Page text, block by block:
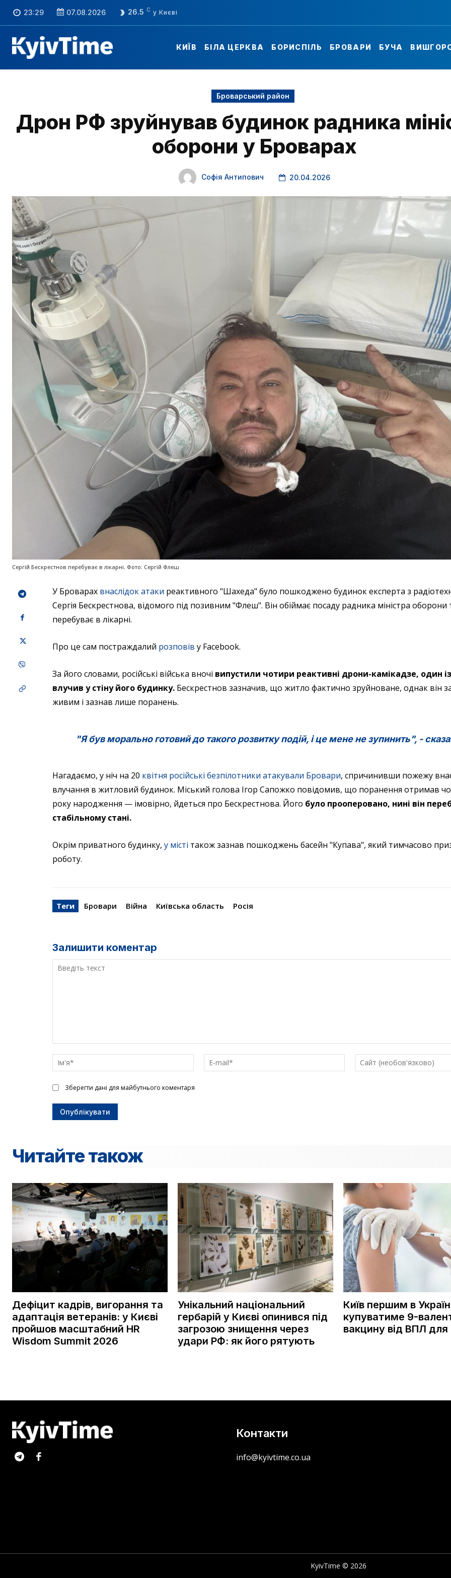
23:29 07.08.2026 26.5 C
КИЇВ БІЛА ЦЕРКВА БОРИСПІЛЬ БРОВАРИ БУЧА
Броварський район
Дрон РФ зруйнував будинок радника
оборони у Броварах
Софія Антипович 20.04.2026
Сергій Бескрестнов перебуває в лікарні. Фото: Сергій Флеш
У Броварах внаслідок атаки реактивного "Шахеда" було пошкоджено будинок експерта з
Сергія Бескрестнова, відомого під позивним "Флеш". Він обіймає посаду радника міністра оборони
перебуває в лікарні.
Про це сам постраждалий розповів у Facebook.
За його словами, російські війська вночі випустили чотири реактивні дрони-камікадзе, один
влучив у стіну його будинку. Бескрестнов зазначив, що житло фактично зруйноване, однак він
живим і зазнав лише поранень.
"Я був морально готовий до такого розвитку подій, і це мене не зупинить", -
Нагадаємо, у ніч на 20 квітня російські безпілотники атакували Бровари, спричинивши пожежу
влучання в житловий будинок. Міський голова Ігор Сапожко повідомив, що поранення отримав
року народження — імовірно, йдеться про Бескрестнова. Його було прооперовано, нині він
стабільному стані.
Окрім приватного будинку,у місті також зазнав пошкоджень басейн "Купава", який тимчасово
роботу.
Теги Бровари Війна Київська область Росія
Залишити коментар
текст
Ім'я*
mail*
Зберегти дані для майбутнього коментаря
Читайте також
Дефіцит кадрів, вигорання та
адаптація ветеранів: у Києві
пройшов масштабний HR
Wisdom Summit 2026
Унікальний національний
гербарій у Києві опинився під
загрозою знищення через
удари РФ: як його рятують
Київ першим в
купуватиме 9-
вакцину від ВПЛ для
Контакти
info@kyivtime.co.ua
KyivTime © 2026